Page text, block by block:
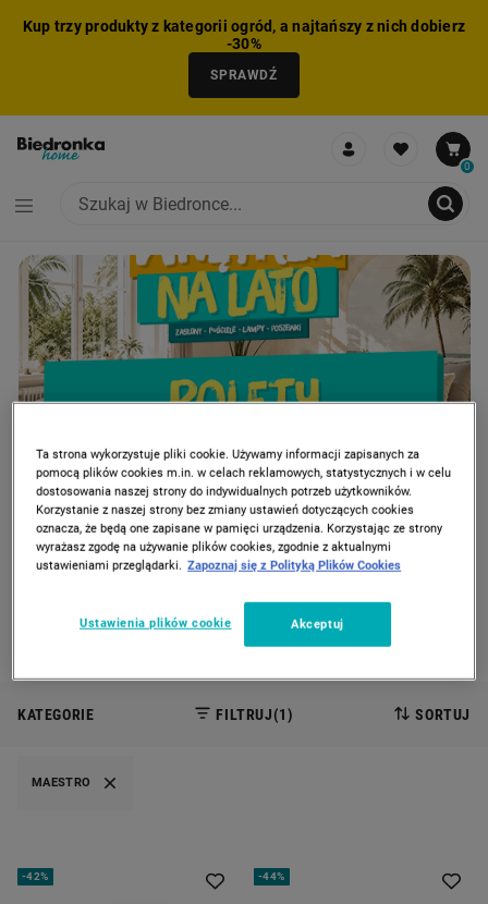
Kup trzy produkty z kategorii ogród, a najtańszy z nich dobierz
-30%
SPRAWDŹ
0
DODANO PRODUKT DO KOSZYKA
ZMNIEJSZONO LICZBĘ PRODUKTÓW
USUNIĘTO PRODUKT Z KOSZYKA
ZESTAW DODANY DO KOSZYKA
NIE MOŻNA BYŁO DODAĆ CAŁEGO ZESTAWU DO KOSZYKA
CAROUSEL
PROMOCJA: HITY Z GAZETKI
CAROUSEL NAVIGATION
PREVIOUS SLIDE
Strona Główna Dom
DOM
MAESTRO
KATEGORIE FILTRUJ(1) SORTUJ
-42% -44%
Ta strona wykorzystuje pliki cookie. Używamy informacji zapisanych za
pomocą plików cookies m.in. w celach reklamowych, statystycznych i w celu
dostosowania naszej strony do indywidualnych potrzeb użytkowników.
Korzystanie z naszej strony bez zmiany ustawień dotyczących cookies
oznacza, że będą one zapisane w pamięci urządzenia. Korzystając ze strony
wyrażasz zgodę na używanie plików cookies, zgodnie z aktualnymi
ustawieniami przeglądarki. Zapoznaj się z Polityką Plików Cookies
Ustawienia plików cookie Akceptuj